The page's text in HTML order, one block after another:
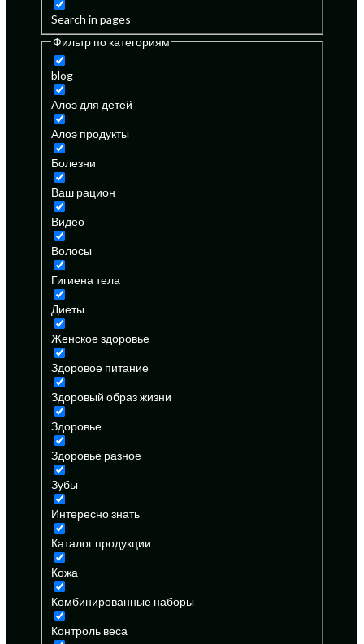
Search in pages
Фильтр по категориям
blog
Алоэ для детей
Алоэ продукты
Болезни
Ваш рацион
Видео
Волосы
Гигиена тела
Диеты
Женское здоровье
Здоровое питание
Здоровый образ жизни
Здоровье
Здоровье разное
Зубы
Интересно знать
Каталог продукции
Кожа
Комбинированные наборы
Контроль веса